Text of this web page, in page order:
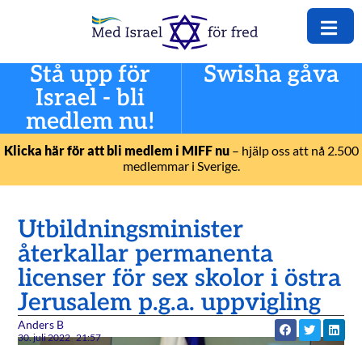
Stå upp för
Israel - bli
medlem nu!
Swisha gåva
Klicka här för att bli medlem i MIFF nu– hjälp oss att nå 2.500
medlemmar i Sverige.
Utbildningsminister
återkallar permanenta
licenser för sex skolor i östra
Jerusalem p.g.a. uppvigling
Anders B
30. juli 2022 21:57